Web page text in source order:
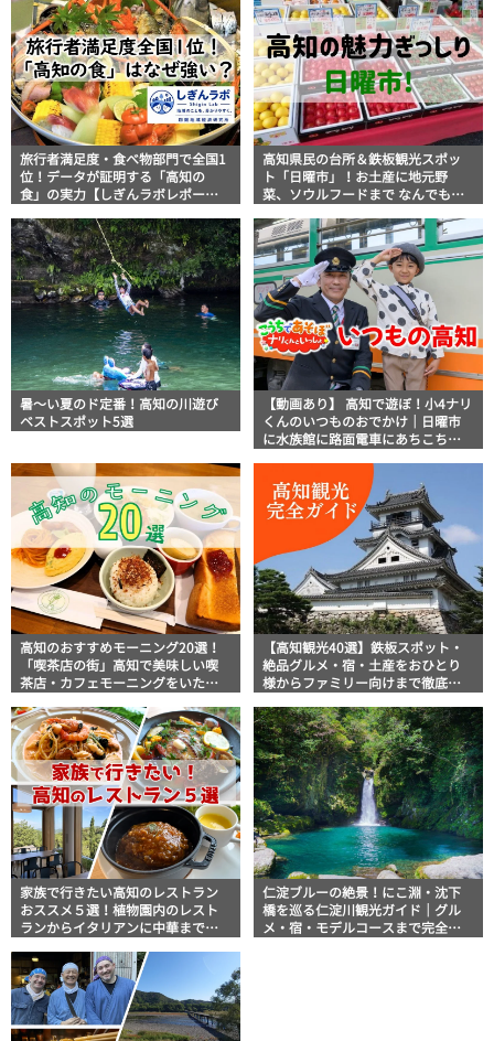
旅行者満足度・食べ物部門で全国1
位！データが証明する「高知の
食」の実力【しぎんラボレポー
高知県民の台所＆鉄板観光スポッ
ト「日曜市」！お土産に地元野
菜、ソウルフードまで なんでもそ
説！
暑～い夏のド定番！高知の川遊び
ベストスポット5選
【動画あり】 高知で遊ぼ！小4ナリ
くんのいつものおでかけ｜日曜市
に水族館に路面電車にあちこち巡
高知のおすすめモーニング20選！
「喫茶店の街」高知で美味しい喫
茶店・カフェモーニングをいただ
【高知観光40選】鉄板スポット・
絶品グルメ・宿・土産をおひとり
様からファミリー向けまで徹底解
家族で行きたい高知のレストラン
おススメ５選！植物園内のレスト
ランからイタリアンに中華まで楽
仁淀ブルーの絶景！にこ淵・沈下
橋を巡る仁淀川観光ガイド｜グル
メ・宿・モデルコースまで完全網